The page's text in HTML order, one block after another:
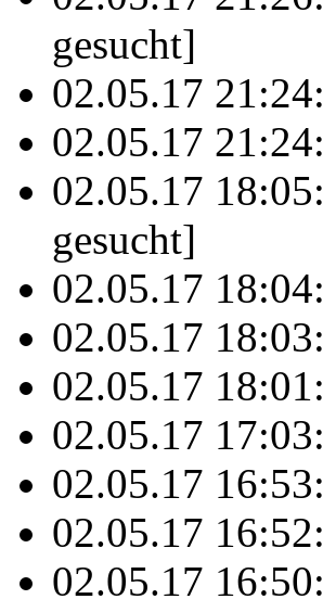
gesucht]
02.05.17 21:24:
02.05.17 21:24:
02.05.17 18:05:
gesucht]
02.05.17 18:04:
02.05.17 18:03:
02.05.17 18:01:
02.05.17 17:03:
02.05.17 16:53:
02.05.17 16:52:
02.05.17 16:50: